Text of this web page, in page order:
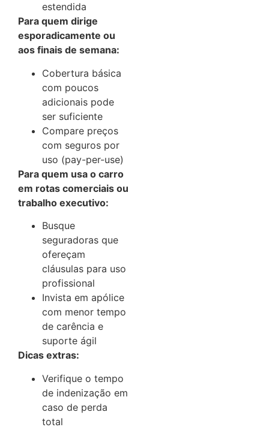
estendida
Para quem dirige
esporadicamente ou
aos finais de semana:
Cobertura básica
com poucos
adicionais pode
ser suficiente
Compare preços
com seguros por
uso (pay-per-use)
Para quem usa o carro
em rotas comerciais ou
trabalho executivo:
Busque
seguradoras que
ofereçam
cláusulas para uso
profissional
Invista em apólice
com menor tempo
de carência e
suporte ágil
Dicas extras:
Verifique o tempo
de indenização em
caso de perda
total